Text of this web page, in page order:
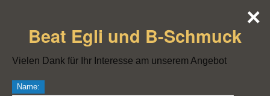
×
Beat Egli und B-Schmuck
Vielen Dank für Ihr Interesse am unserem Angebot
Name: